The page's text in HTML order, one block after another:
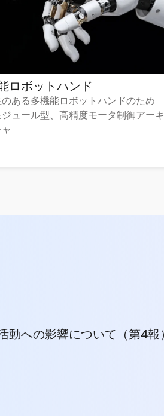
ロボットハンド
ある多機能ロボットハンドのため
ュール型、高精度モータ制御アーキ
動への影響について（第4報）